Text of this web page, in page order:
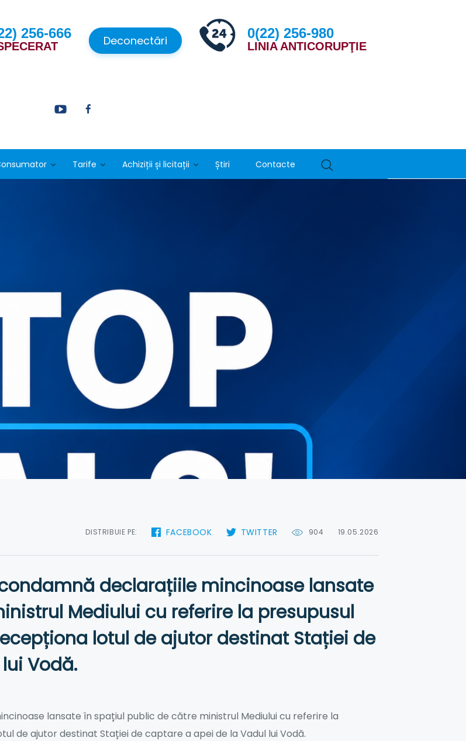
256-666 Deconectări 0(22) 256-980
LINIA ANTICORUPŢIE
Tarife Achiziții și licitații Știri Contacte
DISTRIBUIE PE: FACEBOOK TWITTER 904 19.05.2026
condamnă declarațiile mincinoase lansate
Mediului cu referire la presupusul
lotul de ajutor destinat Stației de
Vodă.
lansate în spațiul public de către ministrul Mediului cu referire la
de ajutor destinat Stației de captare a apei de la Vadul lui Vodă.